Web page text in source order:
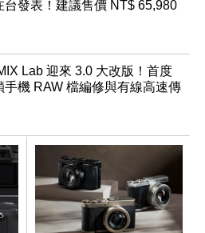
台發表！建議售價 NT$ 65,980
Lab 迎來 3.0 大改版！首度
手機 RAW 檔編修與有線高速傳